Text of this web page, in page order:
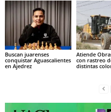
Buscan juarenses
conquistar Aguascalientes
en Ajedrez
Atiende
con rastreo
distintas